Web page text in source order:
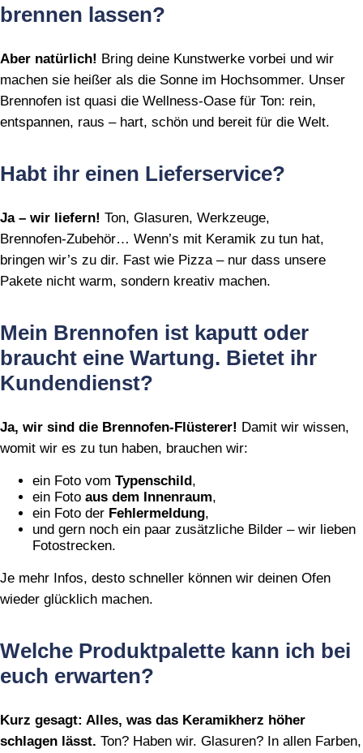
brennen lassen?
Aber natürlich! Bring deine Kunstwerke vorbei und wir
machen sie heißer als die Sonne im Hochsommer. Unser
Brennofen ist quasi die Wellness‑Oase für Ton: rein,
entspannen, raus – hart, schön und bereit für die Welt.
Habt ihr einen Lieferservice?
Ja – wir liefern! Ton, Glasuren, Werkzeuge,
Brennofen‑Zubehör… Wenn’s mit Keramik zu tun hat,
bringen wir’s zu dir. Fast wie Pizza – nur dass unsere
Pakete nicht warm, sondern kreativ machen.
Mein Brennofen ist kaputt oder
braucht eine Wartung. Bietet ihr
Kundendienst?
Ja, wir sind die Brennofen‑Flüsterer! Damit wir wissen,
womit wir es zu tun haben, brauchen wir:
ein Foto vom Typenschild,
ein Foto aus dem Innenraum,
ein Foto der Fehlermeldung,
und gern noch ein paar zusätzliche Bilder – wir lieben
Fotostrecken.
Je mehr Infos, desto schneller können wir deinen Ofen
wieder glücklich machen.
Welche Produktpalette kann ich bei
euch erwarten?
Kurz gesagt: Alles, was das Keramikherz höher
schlagen lässt. Ton? Haben wir. Glasuren? In allen Farben,